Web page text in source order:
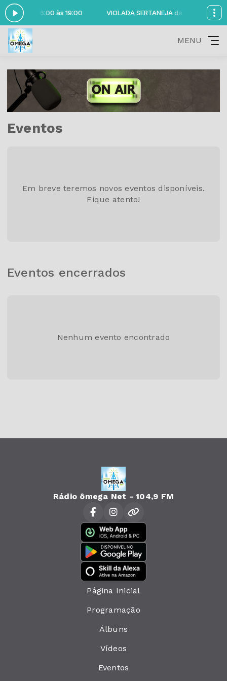
das 16:00 às 19:00 VIOLADA SERTANEJA das 16:00 às
MENU
Eventos
Em breve teremos novos eventos disponíveis.
Fique atento!
Eventos encerrados
Nenhum evento encontrado
Rádio ômega Net - 104,9 FM
Página Inicial
Programação
Álbuns
Vídeos
Eventos